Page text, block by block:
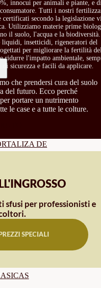
DEMETER
DE
innocui per animali e piante, e
Tutti i nostri
secondo la legislazione
Utilizziamo materie prime
il suolo, l'acqua e la biodiversità.
insetticidi, rigeneratori del
per migliorare la fertilità
ridurre l'impatto ambientale,
sicurezza e facili da applicare.
che prendersi cura del suolo
del futuro. Ecco perché
portare un nutrimento
le case e a tutte le colture.
sfusi per professionisti e
SPECIALI